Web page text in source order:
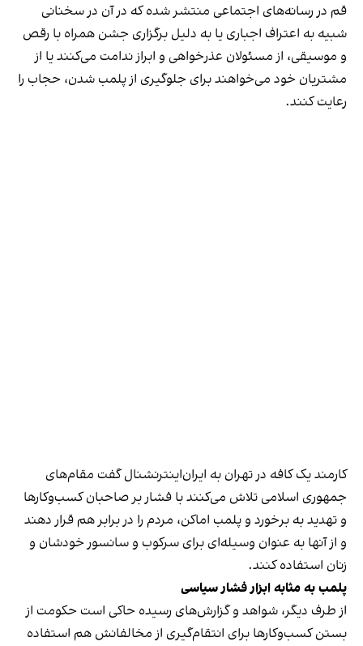
قم در رسانه‌های اجتماعی منتشر شده که در آن در سخنانی
شبیه به اعتراف اجباری یا به دلیل برگزاری جشن همراه با رقص
و موسیقی، از مسئولان عذرخواهی و ابراز ندامت می‌کنند یا از
مشتریان خود می‌خواهند برای جلوگیری از پلمب شدن، حجاب را
رعایت کنند.
کارمند یک کافه در تهران به ایران‌اینترنشنال گفت مقام‌های
جمهوری اسلامی تلاش می‌کنند با فشار بر صاحبان کسب‌وکارها
و تهدید به برخورد و پلمب اماکن، مردم را در برابر هم قرار دهند
و از آنها به عنوان وسیله‌ای برای سرکوب و سانسور خودشان و
زنان استفاده کنند.
پلمب به مثابه ابزار فشار سیاسی
از طرف دیگر، شواهد و گزارش‌های رسیده حاکی است حکومت از
بستن کسب‌وکارها برای انتقام‌گیری از مخالفانش هم استفاده